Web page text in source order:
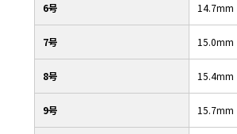
6号 14.7mm
7号 15.0mm
8号 15.4mm
9号 15.7mm